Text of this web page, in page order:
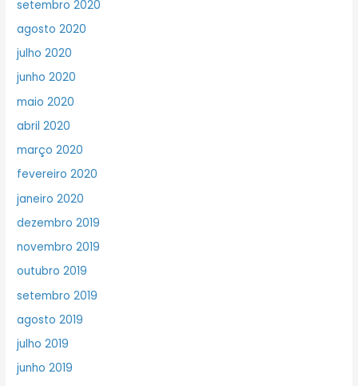
setembro 2020
agosto 2020
julho 2020
junho 2020
maio 2020
abril 2020
março 2020
fevereiro 2020
janeiro 2020
dezembro 2019
novembro 2019
outubro 2019
setembro 2019
agosto 2019
julho 2019
junho 2019